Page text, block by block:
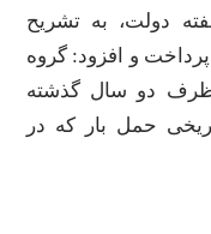
دولت، به تشریح
و افزود: گروه
ظرف دو سال گذشته
حمل بار که در